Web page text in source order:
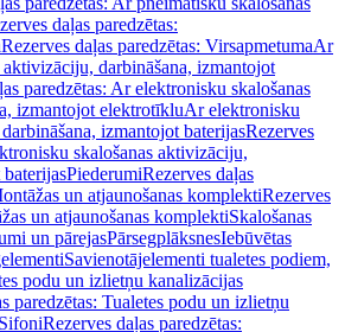
daļas paredzētas:
Rezerves daļas paredzētas: VirsapmetumaAr
darbināšana, izmantojot
paredzētas: Ar elektronisku skalošanas
izmantojot elektrotīkluAr elektronisku
izmantojot baterijasRezerves
skalošanas aktivizāciju,
PiederumiRezerves daļas
un atjaunošanas komplektiRezerves
un atjaunošanas komplektiSkalošanas
un pārejasPārsegplāksnesIebūvētas
Savienotājelementi tualetes podiem,
podu un izlietņu kanalizācijas
paredzētas: Tualetes podu un izlietņu
SifoniRezerves daļas paredzētas: